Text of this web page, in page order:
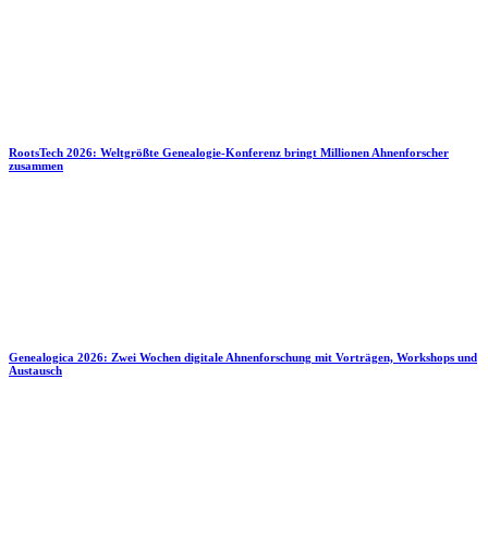
RootsTech 2026: Weltgrößte Genealogie-Konferenz bringt Millionen Ahnenforscher
zusammen
Genealogica 2026: Zwei Wochen digitale Ahnenforschung mit Vorträgen, Workshops und
Austausch